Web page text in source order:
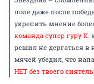
поле даже после
укрепить мнение
команда супер гуру К.
решил не дергаться в
мячей убедил, что
НЕТ без твоего